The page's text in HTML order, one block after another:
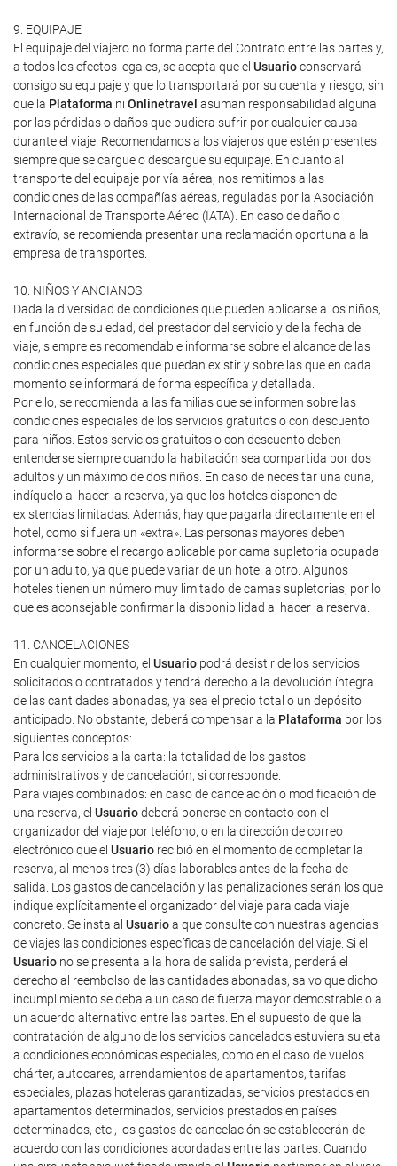
9. EQUIPAJE
El equipaje del viajero no forma parte del Contrato entre las partes y,
a todos los efectos legales, se acepta que el Usuarioconservará
consigo su equipaje y que lo transportará por su cuenta y riesgo, sin
que la Plataforma ni Onlinetravel asuman responsabilidad alguna
por las pérdidas o daños que pudiera sufrir por cualquier causa
durante el viaje. Recomendamos a los viajeros que estén presentes
siempre que se cargue o descargue su equipaje. En cuanto al
transporte del equipaje por vía aérea, nos remitimos a las
condiciones de las compañías aéreas, reguladas por la Asociación
Internacional de Transporte Aéreo (IATA). En caso de daño o
extravío, se recomienda presentar una reclamación oportuna a la
empresa de transportes.
10. NIÑOS Y ANCIANOS
Dada la diversidad de condiciones que pueden aplicarse a los niños,
en función de su edad, del prestador del servicio y de la fecha del
viaje, siempre es recomendable informarse sobre el alcance de las
condiciones especiales que puedan existir y sobre las que en cada
momento se informará de forma específica y detallada.
Por ello, se recomienda a las familias que se informen sobre las
condiciones especiales de los servicios gratuitos o con descuento
para niños. Estos servicios gratuitos o con descuento deben
entenderse siempre cuando la habitación sea compartida por dos
adultos y un máximo de dos niños. En caso de necesitar una cuna,
indíquelo al hacer la reserva, ya que los hoteles disponen de
existencias limitadas. Además, hay que pagarla directamente en el
hotel, como si fuera un «extra». Las personas mayores deben
informarse sobre el recargo aplicable por cama supletoria ocupada
por un adulto, ya que puede variar de un hotel a otro. Algunos
hoteles tienen un número muy limitado de camas supletorias, por lo
que es aconsejable confirmar la disponibilidad al hacer la reserva.
11. CANCELACIONES
En cualquier momento, el Usuario podrá desistir de los servicios
solicitados o contratados y tendrá derecho a la devolución íntegra
de las cantidades abonadas, ya sea el precio total o un depósito
anticipado. No obstante, deberá compensar a la Plataforma por los
siguientes conceptos:
Para los servicios a la carta: la totalidad de los gastos
administrativos y de cancelación, si corresponde.
Para viajes combinados: en caso de cancelación o modificación de
una reserva, el Usuariodeberá ponerse en contacto con el
organizador del viaje por teléfono, o en la dirección de correo
electrónico que el Usuario recibió en el momento de completar la
reserva, al menos tres (3) días laborables antes de la fecha de
salida. Los gastos de cancelación y las penalizaciones serán los que
indique explícitamente el organizador del viaje para cada viaje
concreto. Se insta al Usuarioa que consulte con nuestras agencias
de viajes las condiciones específicas de cancelación del viaje. Si el
Usuario no se presenta a la hora de salida prevista, perderá el
derecho al reembolso de las cantidades abonadas, salvo que dicho
incumplimiento se deba a un caso de fuerza mayor demostrable o a
un acuerdo alternativo entre las partes. En el supuesto de que la
contratación de alguno de los servicios cancelados estuviera sujeta
a condiciones económicas especiales, como en el caso de vuelos
chárter, autocares, arrendamientos de apartamentos, tarifas
especiales, plazas hoteleras garantizadas, servicios prestados en
apartamentos determinados, servicios prestados en países
determinados, etc., los gastos de cancelación se establecerán de
acuerdo con las condiciones acordadas entre las partes. Cuando